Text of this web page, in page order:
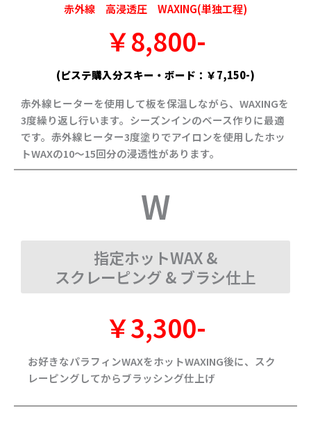
赤外線 高浸透圧 WAXING(単独工程)
￥8,800-
(ピステ購入分スキー・ボード：￥7,150-)
赤外線ヒーターを使用して板を保温しながら、WAXINGを
3度繰り返し行います。シーズンインのベース作りに最適
です。赤外線ヒーター3度塗りでアイロンを使用したホッ
トWAXの10～15回分の浸透性があります。
W
指定ホットWAX &
スクレーピング & ブラシ仕上
￥3,300-
お好きなパラフィンWAXをホットWAXING後に、スク
レーピングしてからブラッシング仕上げ